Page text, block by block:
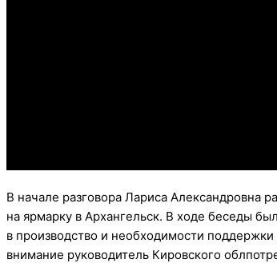
В начале разговора Лариса Александровна
на ярмарку в Архангельск. В ходе беседы
в производство и необходимости
внимание руководитель Кировского